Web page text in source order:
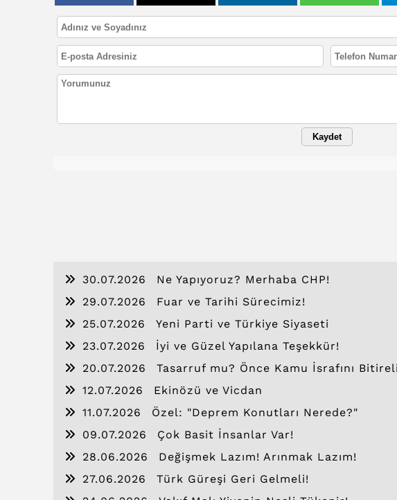
Kaydet
30.07.2026
Ne Yapıyoruz? Merhaba CHP!
29.07.2026
Fuar ve Tarihi Sürecimiz!
25.07.2026
Yeni Parti ve Türkiye Siyaseti
23.07.2026
İyi ve Güzel Yapılana Teşekkür!
20.07.2026
Tasarruf mu? Önce Kamu İsrafını
12.07.2026
Ekinözü ve Vicdan
11.07.2026
Özel: "Deprem Konutları Nerede?"
09.07.2026
Çok Basit İnsanlar Var!
28.06.2026
Değişmek Lazım! Arınmak Lazım!
27.06.2026
Türk Güreşi Geri Gelmeli!